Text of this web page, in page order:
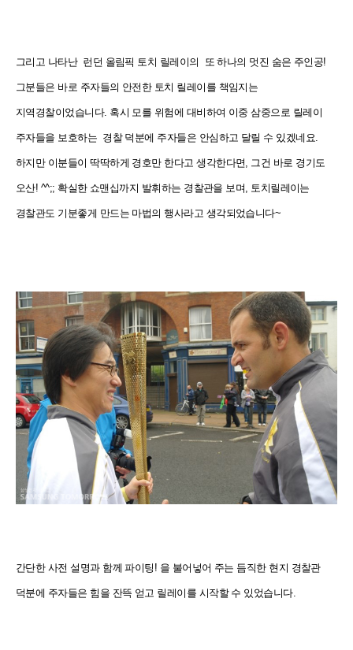
그리고 나타난 런던 올림픽 토치 릴레이의 또 하나의 멋진 숨은 주인공!
그분들은 바로 주자들의 안전한 토치 릴레이를 책임지는
지역경찰이었습니다. 혹시 모를 위험에 대비하여 이중 삼중으로 릴레이
주자들을 보호하는 경찰 덕분에 주자들은 안심하고 달릴 수 있겠네요.
하지만 이분들이 딱딱하게 경호만 한다고 생각한다면, 그건 바로 경기도
오산! ^^;; 확실한 쇼맨십까지 발휘하는 경찰관을 보며, 토치릴레이는
경찰관도 기분좋게 만드는 마법의 행사라고 생각되었습니다~
간단한 사전 설명과 함께 파이팅! 을 불어넣어 주는 듬직한 현지 경찰관
덕분에 주자들은 힘을 잔뜩 얻고 릴레이를 시작할 수 있었습니다.